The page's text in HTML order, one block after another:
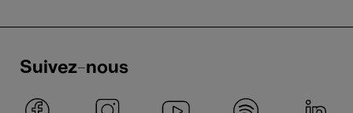
Suivez-nous